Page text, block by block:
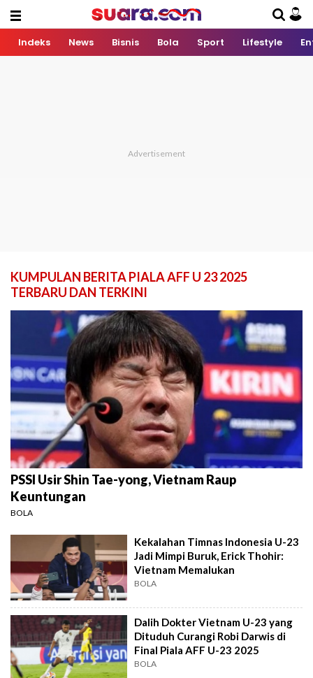
Indeks News Bisnis Bola Sport Lifestyle
KUMPULAN BERITA PIALA AFF U 23 2025
TERBARU DAN TERKINI
PSSI Usir Shin Tae-yong, Vietnam Raup
Keuntungan
BOLA
Kekalahan Timnas Indonesia U-23
Jadi Mimpi Buruk, Erick Thohir:
Vietnam Memalukan
BOLA
Dalih Dokter Vietnam U-23 yang
Dituduh Curangi Robi Darwis di
Final Piala AFF U-23 2025
BOLA